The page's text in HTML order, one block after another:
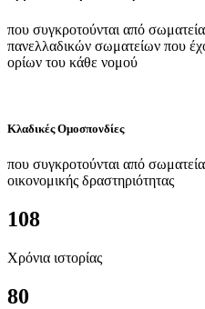
που συγκροτούνται από
πανελλαδικών σωματείων που
ορίων του κάθε νομού
Κλαδικές Ομοσπονδίες
που συγκροτούνται από
οικονομικής δραστηριότητας
108
Χρόνια ιστορίας
80